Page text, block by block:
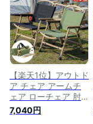
トドア キャンプ バ
ーベキュー BBQ お
花見 いす ポータブ
ル アウトドアチェア
FIELDOOR 1年保証
■[送料無料]
【楽天1位】アウトド
ア チェア アームチ
ェア ローチェア 肘
付き 肘掛け 折りた
たみ 椅子 軽量 耐荷
7,040円